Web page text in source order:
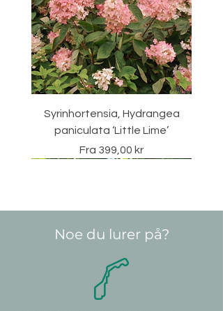
Syrinhortensia, Hydrangea
paniculata ‘Little Lime’
Fra 399,00 kr
Salgspris
Noe du lurer på?